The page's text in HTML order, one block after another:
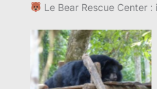
Le Bear Rescue Center